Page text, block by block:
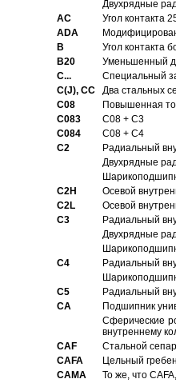
Двухрядные
AC
Угол контакта
ADA
B
Угол контакта
B20
Уменьшенный
C...
Специальный
C(J), CC
Два стальных
C08
Повышенная
C083
C08 + C3
C084
C08 + C4
C2
Pадиальный
Двухрядные
C2H
Осевой
C2L
Осевой
C3
Pадиальный
Двухрядные
C4
Pадиальный
C5
Pадиальный
CA
Подшипник
Сферические
внутреннему
CAF
Стальной
CAFA
Цельный
CAMA
То же, что